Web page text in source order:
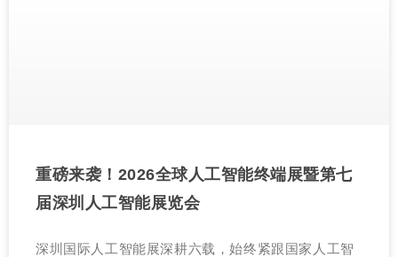
重磅来袭！2026全球人工智能终端展暨第七
届深圳人工智能展览会
深圳国际人工智能展深耕六载，始终紧跟国家人工智